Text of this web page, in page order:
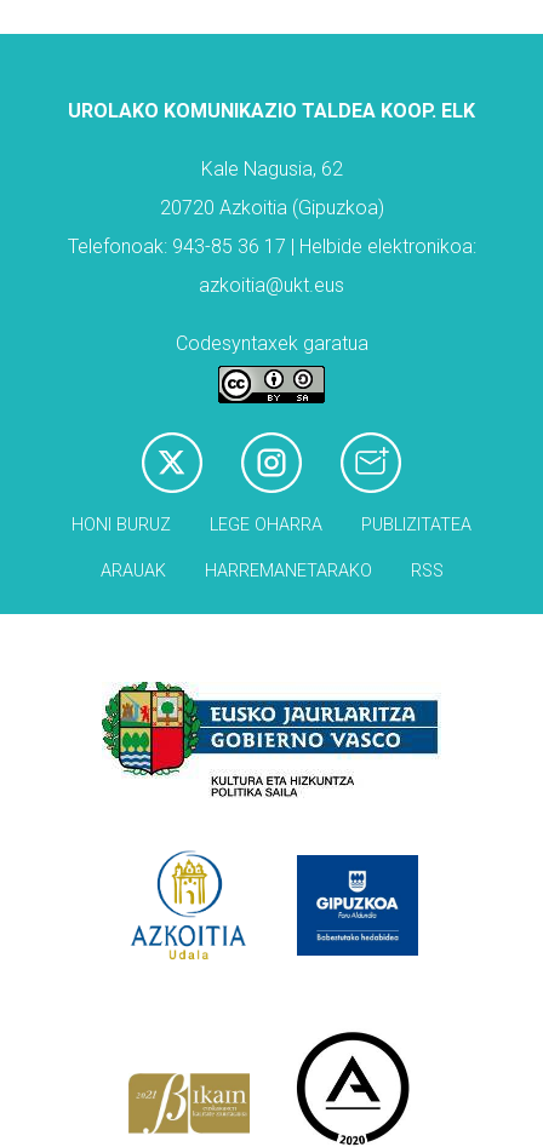
UROLAKO KOMUNIKAZIO TALDEA KOOP. ELK
Kale Nagusia, 62
20720 Azkoitia (Gipuzkoa)
Telefonoak: 943-85 36 17 | Helbide elektronikoa:
azkoitia@ukt.eus
Codesyntaxek garatua
HONI BURUZ LEGE OHARRA PUBLIZITATEA
ARAUAK HARREMANETARAKO RSS